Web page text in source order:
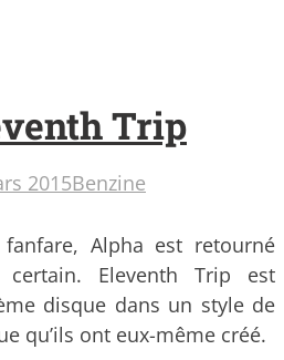
Trip
2015Benzine
Alpha est retourné
Eleventh Trip est
disque dans un style de
qu’ils ont eux-même créé.